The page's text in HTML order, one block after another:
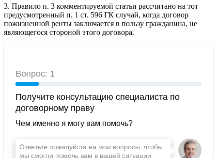
3. Правило п. 3 комментируемой статьи рассчитано на тот
предусмотренный п. 1 ст. 596 ГК случай, когда договор
пожизненной ренты заключается в пользу гражданина, не
являющегося стороной этого договора.